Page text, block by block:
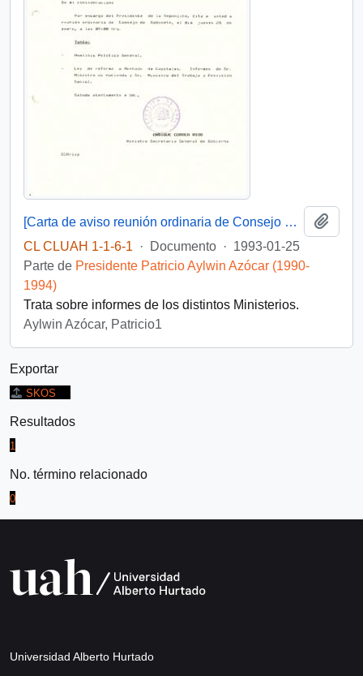
[Carta de aviso reunión ordinaria de Consejo de Gabinete y Acta de Consejo de Gabinete 28.01.93]
CL CLUAH 1-1-6-1
· Documento · 1993-01-25
Parte de Presidente Patricio Aylwin Azócar (1990-
1994)
Trata sobre informes de los distintos Ministerios.
Aylwin Azócar, Patricio1
Exportar
SKOS
Resultados
1
No. término relacionado
0
Universidad Alberto Hurtado